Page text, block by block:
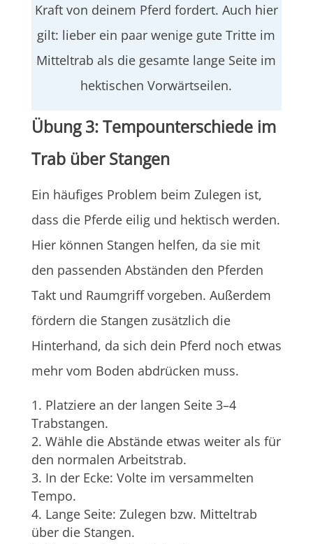
Kraft von deinem Pferd fordert. Auch hier
gilt: lieber ein paar wenige gute Tritte im
Mitteltrab als die gesamte lange Seite im
hektischen Vorwärtseilen.
Übung 3: Tempounterschiede im
Trab über Stangen
Ein häufiges Problem beim Zulegen ist,
dass die Pferde eilig und hektisch werden.
Hier können Stangen helfen, da sie mit
den passenden Abständen den Pferden
Takt und Raumgriff vorgeben. Außerdem
fördern die Stangen zusätzlich die
Hinterhand, da sich dein Pferd noch etwas
mehr vom Boden abdrücken muss.
Platziere an der langen Seite 3–4
Trabstangen.
Wähle die Abstände etwas weiter als für
den normalen Arbeitstrab.
In der Ecke: Volte im versammelten
Tempo.
Lange Seite: Zulegen bzw. Mitteltrab
über die Stangen.